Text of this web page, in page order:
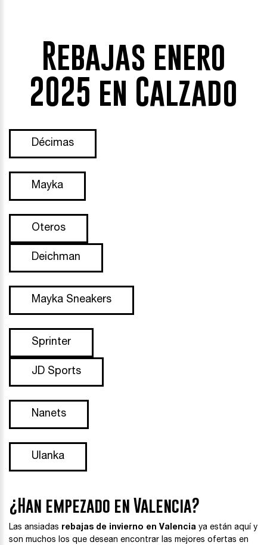
Rebajas enero
2025 en Calzado
Décimas
Mayka
Oteros
Deichman
Mayka Sneakers
Sprinter
JD Sports
Nanets
Ulanka
¿Han empezado en Valencia?
Las ansiadas rebajas de invierno en Valencia ya están aquí y
son muchos los que desean encontrar las mejores ofertas en